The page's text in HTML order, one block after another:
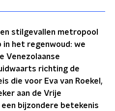
stilgevallen metropool
het regenwoud: we
Venezolaanse
richting de
die voor Eva van Roekel,
aan de Vrije
bijzondere betekenis